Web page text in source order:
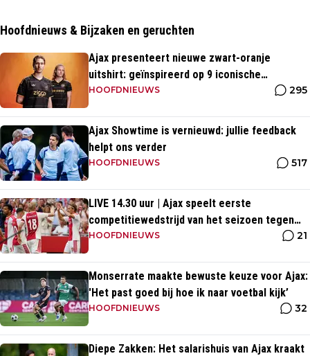
Hoofdnieuws & Bijzaken en geruchten
Ajax presenteert nieuwe zwart-oranje
uitshirt: geïnspireerd op 9 iconische
momenten uit clubhistorie
HOOFDNIEUWS 295
Ajax Showtime is vernieuwd: jullie feedback
helpt ons verder
HOOFDNIEUWS 517
LIVE 14.30 uur | Ajax speelt eerste
competitiewedstrijd van het seizoen tegen
PEC Zwolle
HOOFDNIEUWS 21
Monserrate maakte bewuste keuze voor Ajax:
'Het past goed bij hoe ik naar voetbal kijk’
HOOFDNIEUWS 32
Diepe Zakken: Het salarishuis van Ajax kraakt